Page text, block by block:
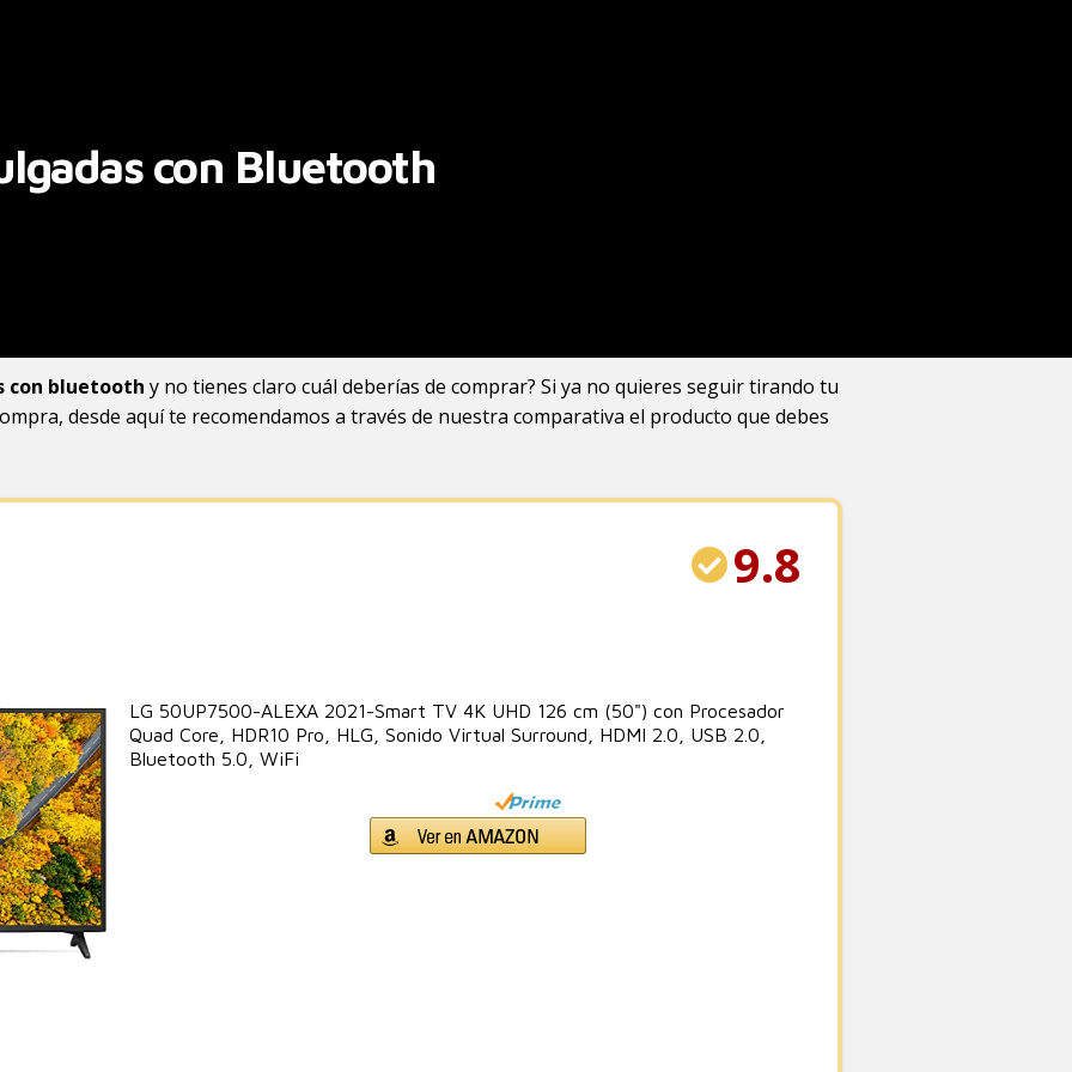
con Bluetooth
con bluetooth y no tienes claro cuál deberías de comprar? Si ya no quieres seguir tirando tu
desde aquí te recomendamos a través de nuestra comparativa el producto que debes
9.8
LG 50UP7500-ALEXA 2021-Smart TV 4K UHD 126 cm (50") con Procesador
Quad Core, HDR10 Pro, HLG, Sonido Virtual Surround, HDMI 2.0, USB 2.0,
Bluetooth 5.0, WiFi